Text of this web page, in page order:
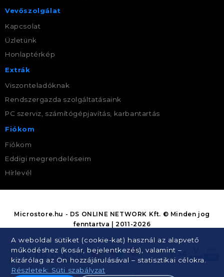
Vevőszolgálat
Kapcsolat
Üzletünk
Honlaptérkép
Extrák
Viszonteladóknak
Rendszergazda szolgáltatásaink
PC szerviz, számítógépjavítás, karbantartás
Fiókom
Fiókom
Eddigi megrendeléseim
Hírlevél
A weboldal sütiket (cookie-kat) használ az alapvető
működéshez (kosár, bejelentkezés), valamint –
kizárólag az Ön hozzájárulásával – statisztikai célokra.
Részletek: Süti szabályzat
Microstore.hu - DS ONLINE NETWORK Kft. © Minden jog
fenntartva | 2011-2026